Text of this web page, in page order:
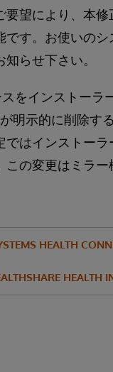
望により、本
す。お使いの
らせ下さい。
をインストーラ
明示的に削除す
はインストー
の変更はミラ
HEALTH
HEALTH